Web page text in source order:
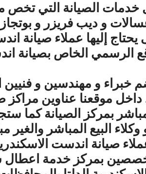
خدمات الصيانة التي
و ديب فريزر و
إليها عملاء صيانة
الرسمي الخاص بصيانة
و مهندسين و فنيين
موقعنا عناوين
بمركز الصيانة كما
البيع المباشر
صيانة اندست
بمركز خدمة